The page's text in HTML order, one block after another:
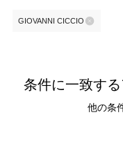
GIOVANNI CICCIO
条件に一致す
他の条